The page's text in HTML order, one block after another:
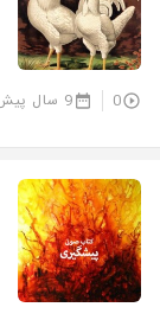
0 9 سال پیش